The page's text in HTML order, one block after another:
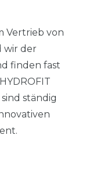
Vertrieb von
wir der
finden fast
ständig